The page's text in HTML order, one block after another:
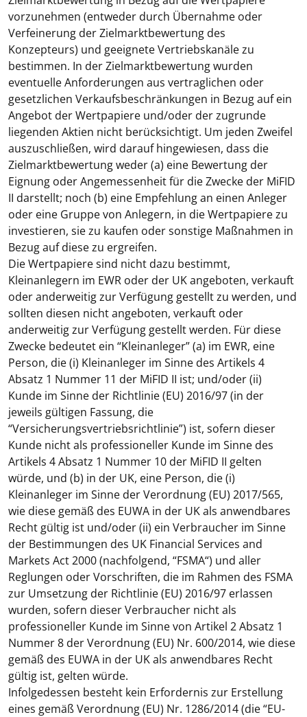
vorzunehmen (entweder durch Übernahme oder
Verfeinerung der Zielmarktbewertung des
Konzepteurs) und geeignete Vertriebskanäle zu
bestimmen. In der Zielmarktbewertung wurden
eventuelle Anforderungen aus vertraglichen oder
gesetzlichen Verkaufsbeschränkungen in Bezug auf ein
Angebot der Wertpapiere und/oder der zugrunde
liegenden Aktien nicht berücksichtigt. Um jeden Zweifel
auszuschließen, wird darauf hingewiesen, dass die
Zielmarktbewertung weder (a) eine Bewertung der
Eignung oder Angemessenheit für die Zwecke der MiFID
II darstellt; noch (b) eine Empfehlung an einen Anleger
oder eine Gruppe von Anlegern, in die Wertpapiere zu
investieren, sie zu kaufen oder sonstige Maßnahmen in
Bezug auf diese zu ergreifen.
Die Wertpapiere sind nicht dazu bestimmt,
Kleinanlegern im EWR oder der UK angeboten, verkauft
oder anderweitig zur Verfügung gestellt zu werden, und
sollten diesen nicht angeboten, verkauft oder
anderweitig zur Verfügung gestellt werden. Für diese
Zwecke bedeutet ein “Kleinanleger” (a) im EWR, eine
Person, die (i) Kleinanleger im Sinne des Artikels 4
Absatz 1 Nummer 11 der MiFID II ist; und/oder (ii)
Kunde im Sinne der Richtlinie (EU) 2016/97 (in der
jeweils gültigen Fassung, die
“Versicherungsvertriebsrichtlinie”) ist, sofern dieser
Kunde nicht als professioneller Kunde im Sinne des
Artikels 4 Absatz 1 Nummer 10 der MiFID II gelten
würde, und (b) in der UK, eine Person, die (i)
Kleinanleger im Sinne der Verordnung (EU) 2017/565,
wie diese gemäß des EUWA in der UK als anwendbares
Recht gültig ist und/oder (ii) ein Verbraucher im Sinne
der Bestimmungen des UK Financial Services and
Markets Act 2000 (nachfolgend, “FSMA“) und aller
Reglungen oder Vorschriften, die im Rahmen des FSMA
zur Umsetzung der Richtlinie (EU) 2016/97 erlassen
wurden, sofern dieser Verbraucher nicht als
professioneller Kunde im Sinne von Artikel 2 Absatz 1
Nummer 8 der Verordnung (EU) Nr. 600/2014, wie diese
gemäß des EUWA in der UK als anwendbares Recht
gültig ist, gelten würde.
Infolgedessen besteht kein Erfordernis zur Erstellung
eines gemäß Verordnung (EU) Nr. 1286/2014 (die “EU-